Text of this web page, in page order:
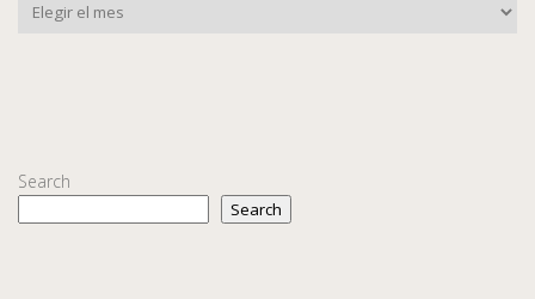
Search
Search